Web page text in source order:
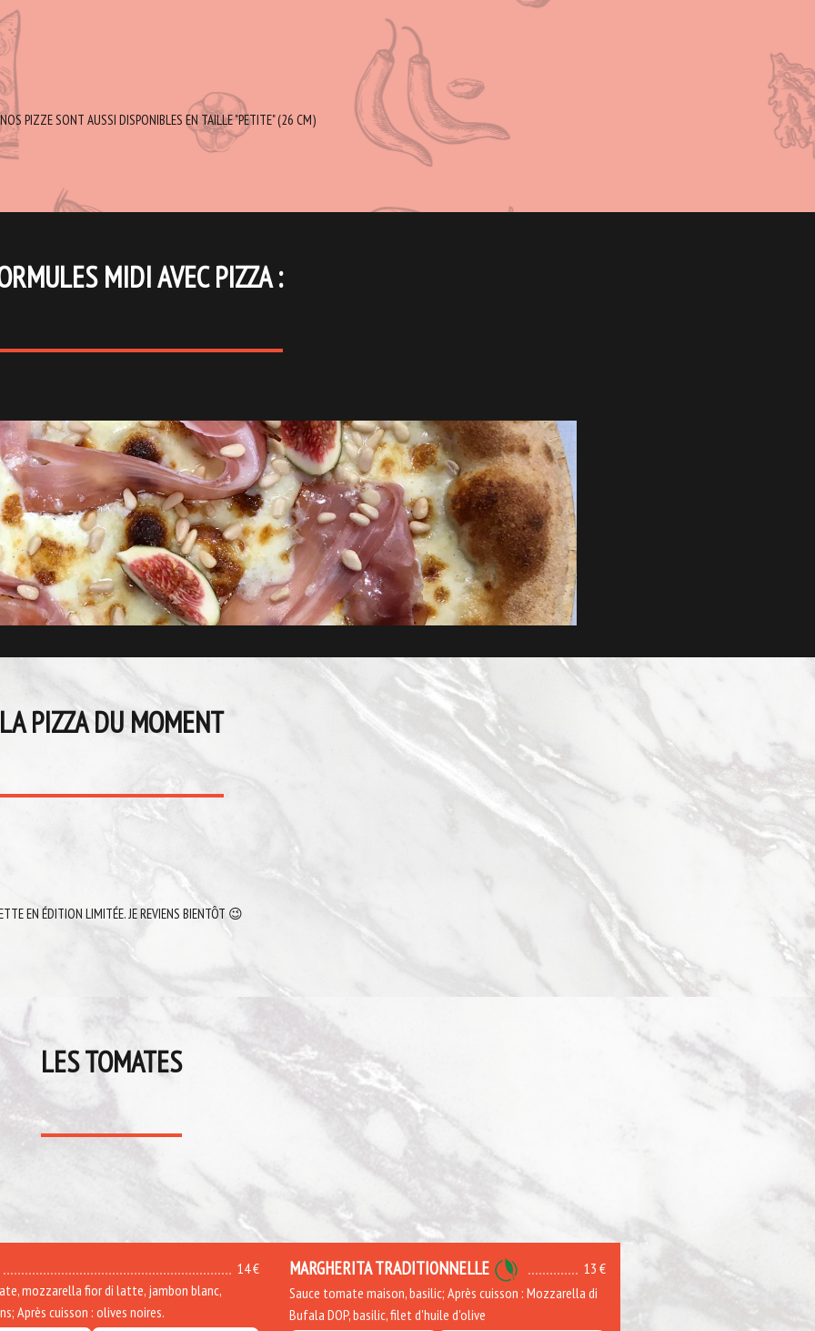
PIZZE SONT AUSSI DISPONIBLES EN TAILLE "PETITE" (26 CM)
MIDI AVEC PIZZA :
PIZZA DU MOMENT
EN ÉDITION LIMITÉE. JE REVIENS BIENTÔT 😉
LES TOMATES
14 €
mozzarella fior di latte, jambon blanc,
Après cuisson : olives noires.
13 €
MARGHERITA TRADITIONNELLE
Sauce tomate maison, basilic; Après cuisson : Mozzarella di
Bufala DOP, basilic, filet d'huile d'olive